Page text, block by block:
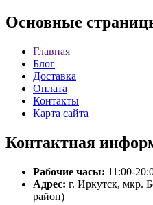
Основные
Главная
Блог
Доставка
Оплата
Контакты
Карта сайта
Контактная
Рабочие часы: 11:00-
Адрес: г. Иркутск, мкр.
район)